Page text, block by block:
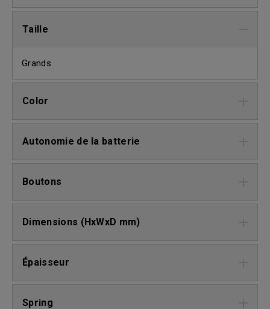
Taille
Grands
Color
Autonomie de la batterie
Boutons
Dimensions (HxWxD mm)
Épaisseur
Spring